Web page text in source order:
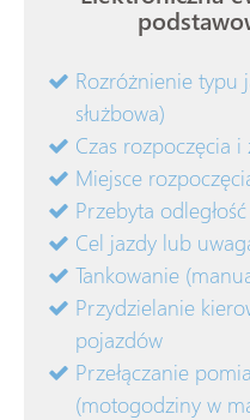
Rozróżnienie typu
służbowa)
Czas rozpoczęcia
Miejsce
Przebyta odległość
Cel jazdy lub
Tankowanie
Przydzielanie
pojazdów
Przełączanie
(motogodziny w